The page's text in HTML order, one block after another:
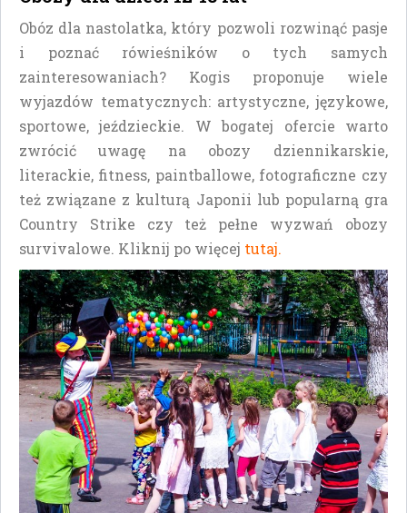
Obóz dla nastolatka, który pozwoli rozwinąć pasje
i poznać rówieśników o tych samych
zainteresowaniach? Kogis proponuje wiele
wyjazdów tematycznych: artystyczne, językowe,
sportowe, jeździeckie. W bogatej ofercie warto
zwrócić uwagę na obozy dziennikarskie,
literackie, fitness, paintballowe, fotograficzne czy
też związane z kulturą Japonii lub popularną gra
Country Strike czy też pełne wyzwań obozy
survivalowe. Kliknij po więcej tutaj.